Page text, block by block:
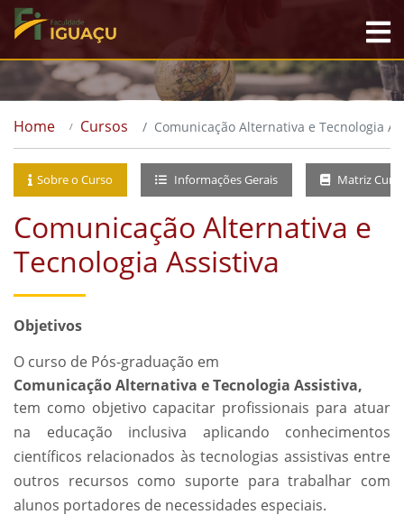
Home Cursos Comunicação Alternativa e Tecnologia
Sobre o Curso Informações Gerais Matriz
Comunicação Alternativa e
Tecnologia Assistiva
Objetivos
O curso de Pós-graduação em
Comunicação Alternativa e Tecnologia Assistiva,
tem como objetivo capacitar profissionais para atuar
na educação inclusiva aplicando conhecimentos
científicos relacionados às tecnologias assistivas entre
outros recursos como suporte para trabalhar com
alunos portadores de necessidades especiais.